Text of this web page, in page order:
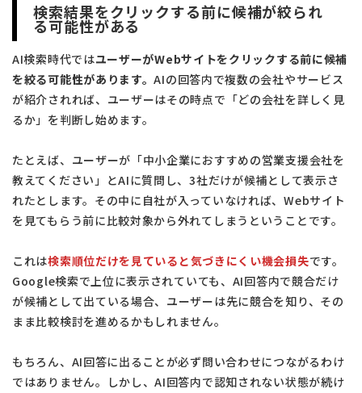
検索結果をクリックする前に候補が絞られ
る可能性がある
AI検索時代ではユーザーがWebサイトをクリックする前に候補
を絞る可能性があります。AIの回答内で複数の会社やサービス
が紹介されれば、ユーザーはその時点で「どの会社を詳しく見
るか」を判断し始めます。
たとえば、ユーザーが「中小企業におすすめの営業支援会社を
教えてください」とAIに質問し、3社だけが候補として表示さ
れたとします。その中に自社が入っていなければ、Webサイト
を見てもらう前に比較対象から外れてしまうということです。
これは検索順位だけを見ていると気づきにくい機会損失です。
Google検索で上位に表示されていても、AI回答内で競合だけ
が候補として出ている場合、ユーザーは先に競合を知り、その
まま比較検討を進めるかもしれません。
もちろん、AI回答に出ることが必ず問い合わせにつながるわけ
ではありません。しかし、AI回答内で認知されない状態が続け